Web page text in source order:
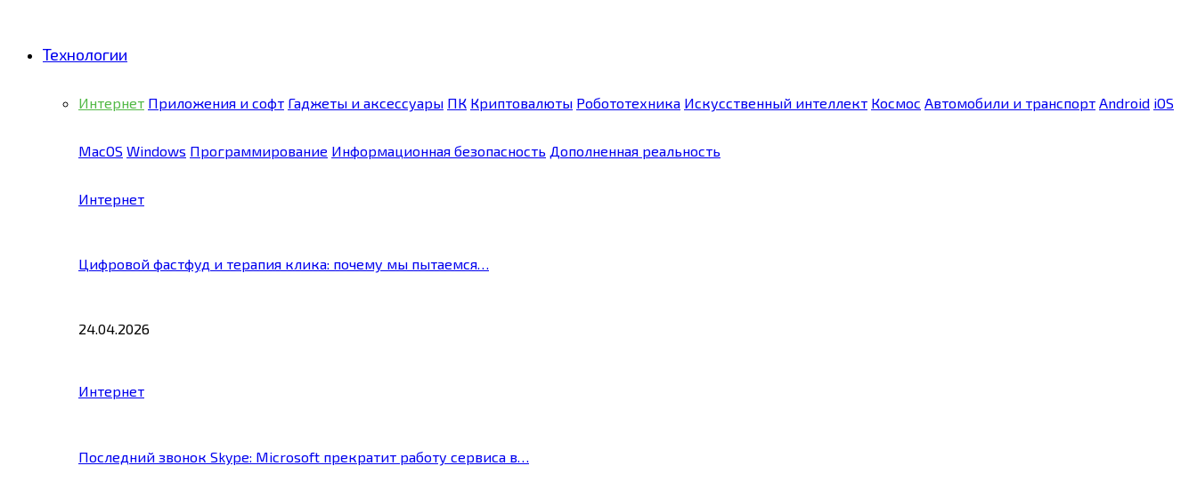
Технологии
Интернет Приложения и софт Гаджеты и аксессуары ПК Криптовалюты Робототехника Искусственный интеллект Космос Автомобили и транспорт Android iOS
MacOS Windows Программирование Информационная безопасность Дополненная реальность
Интернет
Цифровой фастфуд и терапия клика: почему мы пытаемся…
24.04.2026
Интернет
Последний звонок Skype: Microsoft прекратит работу сервиса в…